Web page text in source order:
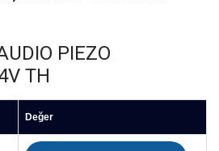
PIEZO
TH
Değer